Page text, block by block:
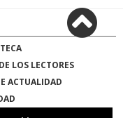
LOS LECTORES
ACTUALIDAD